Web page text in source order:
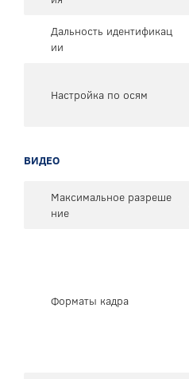
Дальность идентификац
ии
Настройка по осям
ВИДЕО
Максимальное разреше
ние
Форматы кадра